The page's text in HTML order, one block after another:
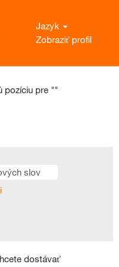
Jazyk
Zobraziť profil
pozíciu pre ""
dostávať